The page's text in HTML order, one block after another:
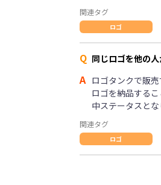
関連タグ
ロゴ
Q 同じロゴを他の
A ロゴタンクで販
ロゴを納品する
中ステータスと
関連タグ
ロゴ